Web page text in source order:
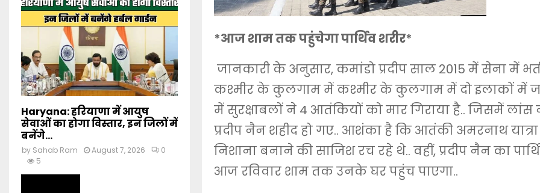
*आज शाम तक पहुंचेगा पार्थिव शरीर*
जानकारी के अनुसार, कमांडो प्रदीप साल 2015 में सेना में
कश्मीर के कुलगाम में कश्मीर के कुलगाम में दो इलाकों में
में सुरक्षाबलों ने 4 आतंकियों को मार गिराया है.. जिसमें
प्रदीप नैन शहीद हो गए.. आशंका है कि आतंकी अमरनाथ
निशाना बनाने की साजिश रच रहे थे.. वहीं, प्रदीप नैन का
आज रविवार शाम तक उनके घर पहुंच पाएगा..
Haryana: हरियाणा में आयुष
सेवाओं का होगा विस्तार, इन जिलों में
बनेंगे...
by Sahab Ram August 7, 2026
0
5